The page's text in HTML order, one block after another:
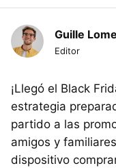
Guille
Editor
¡Llegó el Black
estrategia
partido a las
amigos y
dispositivo